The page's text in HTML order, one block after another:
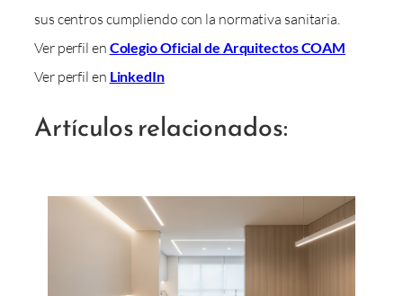
sus centros cumpliendo con la normativa sanitaria.
Ver perfil en Colegio Oficial de Arquitectos COAM
Ver perfil en LinkedIn
Artículos relacionados: